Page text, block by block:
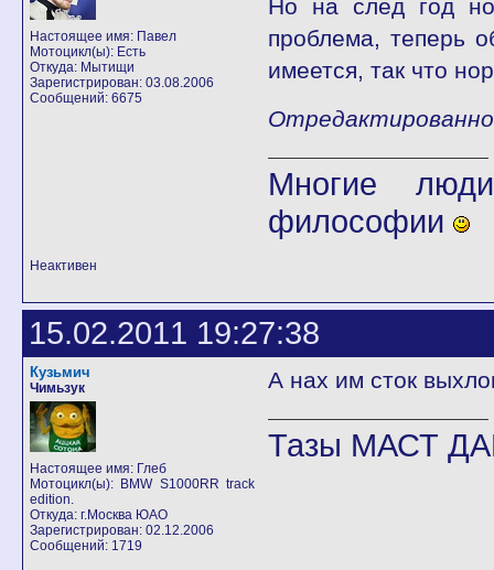
Настоящее имя: Павел
Мотоцикл(ы): Есть
Откуда: Мытищи
Зарегистрирован: 03.08.2006
Сообщений: 6675
Но на след год
проблема, теперь
имеется, так что
Многие
философии
Неактивен
15.02.2011 19:27:38
Кузьмич
Чимьзук
Настоящее имя: Глеб
Мотоцикл(ы): BMW S1000RR track
edition.
Откуда: г.Москва ЮАО
Зарегистрирован: 02.12.2006
Сообщений: 1719
А нах им сток
Тазы МАСТ